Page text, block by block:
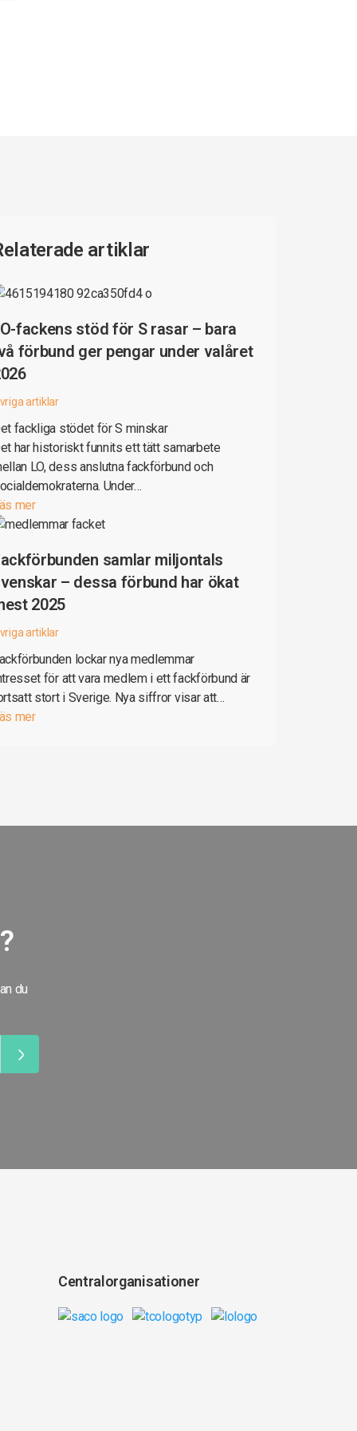
artiklar
fackens stöd för S rasar – bara
förbund ger pengar under valåret
artiklar
fackliga stödet för S minskar
har historiskt funnits ett tätt samarbete
LO, dess anslutna fackförbund och
Under…
mer
samlar miljontals
– dessa förbund har ökat
2025
artiklar
lockar nya medlemmar
för att vara medlem i ett fackförbund är
stort i Sverige. Nya siffror visar att…
mer
du
Centralorganisationer